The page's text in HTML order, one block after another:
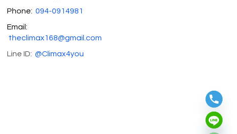
Phone: 094-0914981
Email:
theclimax168@gmail.com
Line ID: @Climax4you
Hide chaty